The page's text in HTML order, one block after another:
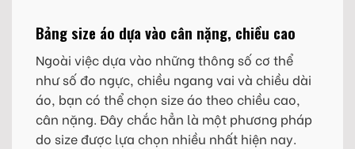
Bảng size áo dựa vào cân nặng, chiều cao
Ngoài việc dựa vào những thông số cơ thể
như số đo ngực, chiều ngang vai và chiều dài
áo, bạn có thể chọn size áo theo chiều cao,
cân nặng. Đây chắc hẳn là một phương pháp
do size được lựa chọn nhiều nhất hiện nay.